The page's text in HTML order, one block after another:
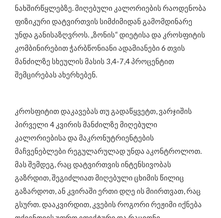
ნახშირწყლებზე. მიღებული კალორიების რაოდენობა
ფიზიკური დატვირთვის სიმძიმიდან გამომდინარე
უნდა განისაზღვროს. „ზონის“ დიეტისა და კროსფიტის
კომბინირებით ჭარბწონიანი ადამიანები 6 თვის
მანძილზე სხეულის მასის 3,4-7,4 პროცენტით
შემცირებას ახერხებენ.
კროსფიტით დაკავებას თუ გადაწყვეტთ, ვარჯიშის
პირველი 4 კვირის მანძილზე მიღებული
კალორიებისა და მაკრონუტრიენტების
მაჩვენებლები რეგულარულად უნდა აკონტროლოთ.
მას შემდეგ, რაც დატვირთვის ინტენსივობას
გაზრდით, შეგიძლიათ მიღებული ცხიმის წილიც
გაზარდოთ, ან კვირაში ერთი დღე ის მიირთვათ, რაც
გსურთ. დააკვირდით, კვების როგორი რეჟიმი იქნება